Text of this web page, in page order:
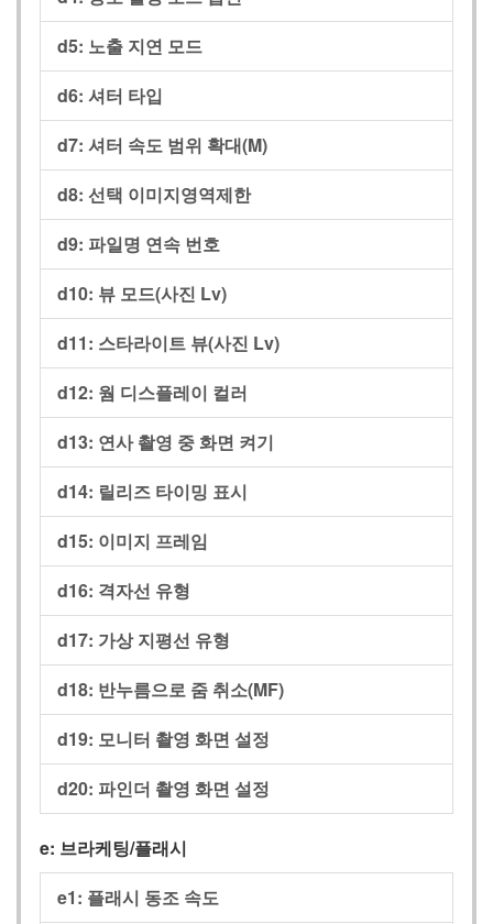
d5: 노출 지연 모드
d6: 셔터 타입
d7: 셔터 속도 범위 확대(M)
d8: 선택 이미지영역제한
d9: 파일명 연속 번호
d10: 뷰 모드(사진 Lv)
d11: 스타라이트 뷰(사진 Lv)
d12: 웜 디스플레이 컬러
d13: 연사 촬영 중 화면 켜기
d14: 릴리즈 타이밍 표시
d15: 이미지 프레임
d16: 격자선 유형
d17: 가상 지평선 유형
d18: 반누름으로 줌 취소(MF)
d19: 모니터 촬영 화면 설정
d20: 파인더 촬영 화면 설정
e: 브라케팅/플래시
e1: 플래시 동조 속도